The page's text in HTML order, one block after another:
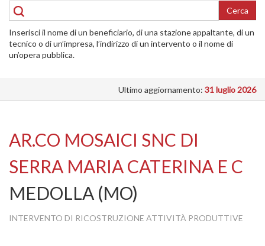
DELLE
ABITAZIONI
RICOSTRUZIONE
ATTIVITÀ
INTERVENTI
SI
Cerca
Inserisci il nome di un beneficiario, di una stazione appaltante, di un
tecnico o di un’impresa, l’indirizzo di un intervento o il nome di
un’opera pubblica.
Ultimo aggiornamento: 31 luglio 2026
AR.CO MOSAICI SNC DI
SERRA MARIA CATERINA E C
MEDOLLA (MO)
INTERVENTO DI RICOSTRUZIONE ATTIVITÀ PRODUTTIVE